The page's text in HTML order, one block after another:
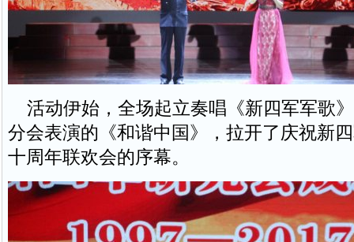
活动伊始，全场起立奏唱《新四军军歌
分会表演的《和谐中国》，拉开了庆祝新
十周年联欢会的序幕。